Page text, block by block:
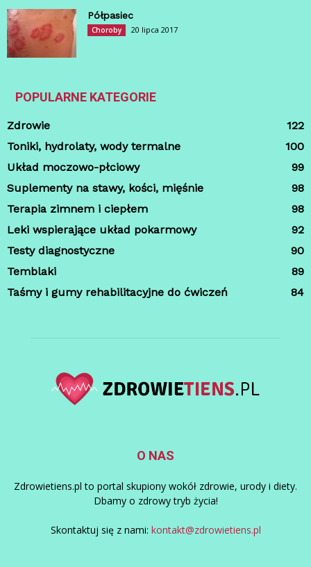
Półpasiec
Choroby 20 lipca 2017
POPULARNE KATEGORIE
Zdrowie
122
Toniki, hydrolaty, wody termalne
100
Układ moczowo-płciowy
99
Suplementy na stawy, kości, mięśnie
98
Terapia zimnem i ciepłem
98
Leki wspierające układ pokarmowy
92
Testy diagnostyczne
90
Temblaki
89
Taśmy i gumy rehabilitacyjne do ćwiczeń
84
O NAS
Zdrowietiens.pl to portal skupiony wokół zdrowie, urody i diety.
Dbamy o zdrowy tryb życia!
Skontaktuj się z nami: kontakt@zdrowietiens.pl